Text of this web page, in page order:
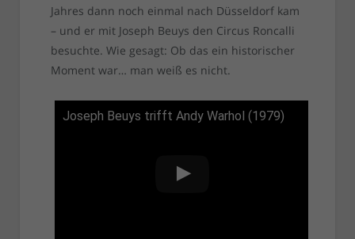
Jahres dann noch einmal nach Düsseldorf kam
– und er mit Joseph Beuys den Circus Roncalli
besuchte. Wie gesagt: Ob das ein historischer
Moment war… man weiß es nicht.
Joseph Beuys trifft Andy Warhol (1979)